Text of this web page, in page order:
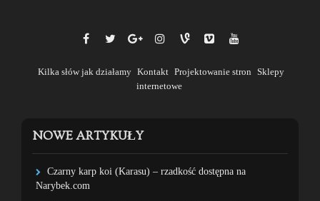
Kilka słów jak działamy Kontakt Projektowanie stron Sklepy
internetowe
NOWE ARTYKUŁY
Czarny karp koi (Karasu) – rzadkość dostępna na
Narybek.com